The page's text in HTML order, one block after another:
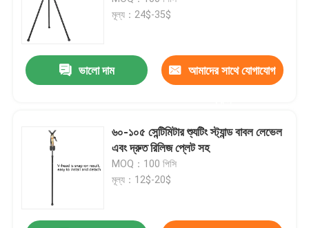
মূল্য：24$-35$
ভালো দাম আমাদের সাথে যোগাযোগ
৬০-১০৫ সেন্টিমিটার শ্যুটিং স্ট্যান্ড বাবল লেভেল
এবং দ্রুত রিলিজ প্লেট সহ
MOQ：100 পিসি
মূল্য：12$-20$